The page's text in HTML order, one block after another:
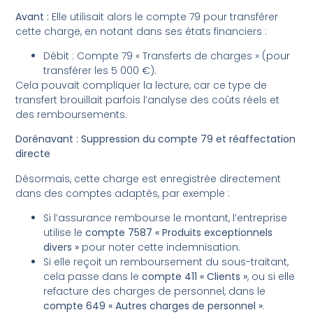
Avant : Elle utilisait alors le compte 79 pour transférer
cette charge, en notant dans ses états financiers :
Débit : Compte 79 « Transferts de charges » (pour
transférer les 5 000 €).
Cela pouvait compliquer la lecture, car ce type de
transfert brouillait parfois l’analyse des coûts réels et
des remboursements.
Dorénavant : Suppression du compte 79 et réaffectation
directe
Désormais, cette charge est enregistrée directement
dans des comptes adaptés, par exemple :
Si l’assurance rembourse le montant, l’entreprise
utilise lecompte 7587 « Produits exceptionnels
divers » pour noter cette indemnisation.
Si elle reçoit un remboursement du sous-traitant,
cela passe dans lecompte 411 « Clients », ou si elle
refacture des charges de personnel, dans le
compte 649 « Autres charges de personnel ».